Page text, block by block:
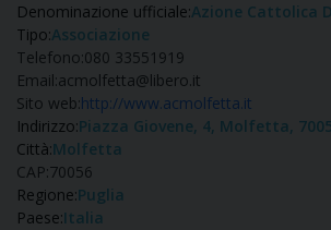
Denominazione ufficiale:Azione Cattolica
Tipo:Associazione
Telefono:080 33551919
Email:acmolfetta@libero.it
Sito web:http://www.acmolfetta.it
Indirizzo:Piazza Giovene, 4, Molfetta,
Città:Molfetta
CAP:70056
Regione:Puglia
Paese:Italia